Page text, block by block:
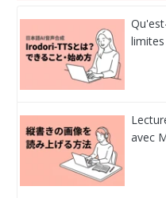
avec